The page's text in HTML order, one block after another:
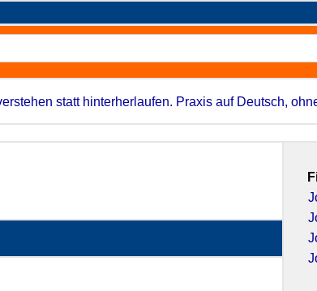
statt hinterherlaufen. Praxis auf Deutsch,